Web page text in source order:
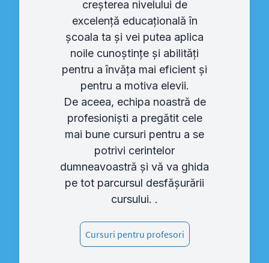
creșterea nivelului de
excelență educațională în
școala ta și vei putea aplica
noile cunoștințe și abilități
pentru a învăța mai eficient și
pentru a motiva elevii.
De aceea, echipa noastră de
profesioniști a pregătit cele
mai bune cursuri pentru a se
potrivi cerintelor
dumneavoastră și vă va ghida
pe tot parcursul desfășurării
cursului. .
Cursuri pentru profesori